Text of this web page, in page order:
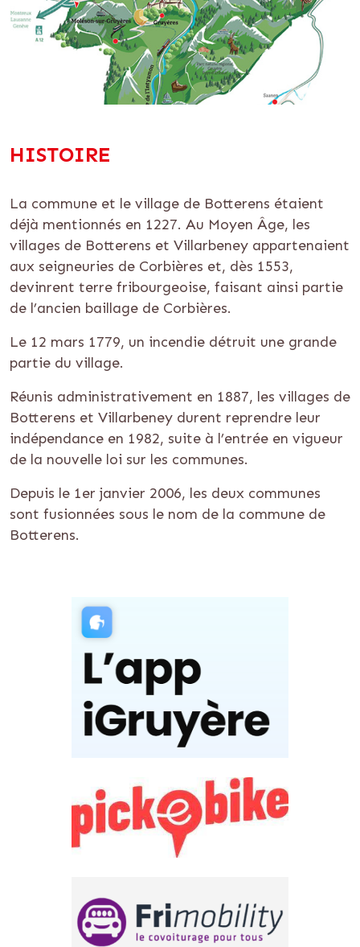
HISTOIRE
La commune et le village de Botterens étaient
déjà mentionnés en 1227. Au Moyen Âge, les
villages de Botterens et Villarbeney appartenaient
aux seigneuries de Corbières et, dès 1553,
devinrent terre fribourgeoise, faisant ainsi partie
de l’ancien baillage de Corbières.
Le 12 mars 1779, un incendie détruit une grande
partie du village.
Réunis administrativement en 1887, les villages de
Botterens et Villarbeney durent reprendre leur
indépendance en 1982, suite à l’entrée en vigueur
de la nouvelle loi sur les communes.
Depuis le 1er janvier 2006, les deux communes
sont fusionnées sous le nom de la commune de
Botterens.